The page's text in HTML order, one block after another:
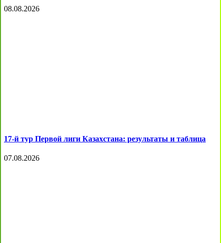
08.08.2026
17-й тур Первой лиги Казахстана: результаты и таблица
07.08.2026